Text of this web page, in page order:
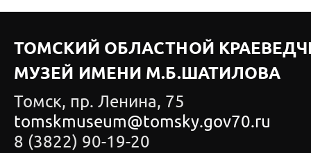
ТОМСКИЙ ОБЛАСТНОЙ
МУЗЕЙ ИМЕНИ М.Б.ШАТИЛОВА
Томск, пр. Ленина, 75
tomskmuseum@tomsky.gov70.ru
8 (3822) 90-19-20